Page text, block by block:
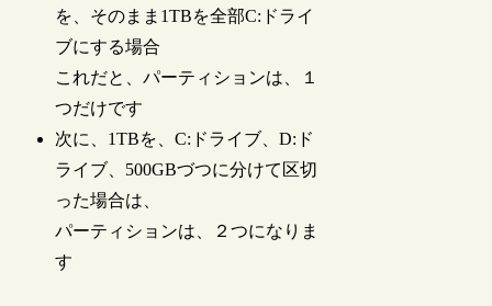
を、そのまま1TBを全部C:ドライ
ブにする場合
これだと、パーティションは、１
つだけです
次に、1TBを、C:ドライブ、D:ド
ライブ、500GBづつに分けて区切
った場合は、
パーティションは、２つになりま
す